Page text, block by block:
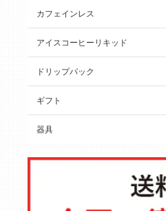
カフェインレス
アイスコーヒーリキッド
ドリップパック
ギフト
器具